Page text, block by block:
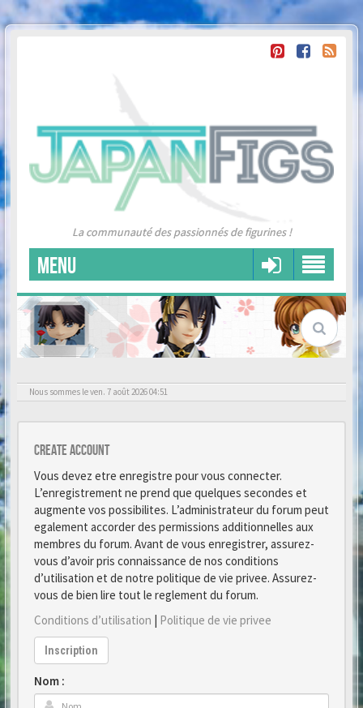
La communauté des passionnés de figurines !
MENU
Nous sommes le ven. 7 août 2026 04:51
Create account
Vous devez etre enregistre pour vous connecter.
L’enregistrement ne prend que quelques secondes et
augmente vos possibilites. L’administrateur du forum peut
egalement accorder des permissions additionnelles aux
membres du forum. Avant de vous enregistrer, assurez-
vous d’avoir pris connaissance de nos conditions
d’utilisation et de notre politique de vie privee. Assurez-
vous de bien lire tout le reglement du forum.
Conditions d’utilisation | Politique de vie privee
Inscription
Nom :